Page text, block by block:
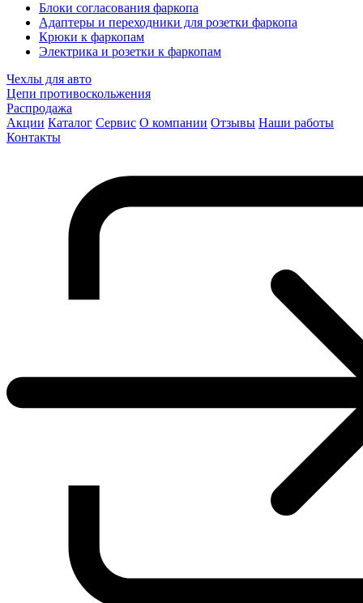
Блоки согласования фаркопа
Адаптеры и переходники для розетки фаркопа
Крюки к фаркопам
Электрика и розетки к фаркопам
Чехлы для авто
Цепи противоскольжения
Распродажа
Акции Каталог Сервис О компании Отзывы Наши работы
Контакты